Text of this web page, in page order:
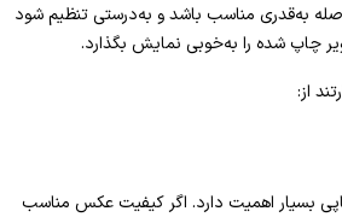
به‌قدری مناسب باشد و به‌درستی تنظیم شود
چاپ شده را به‌خوبی نمایش بگذارد.
از:
بسیار اهمیت دارد. اگر کیفیت عکس مناسب